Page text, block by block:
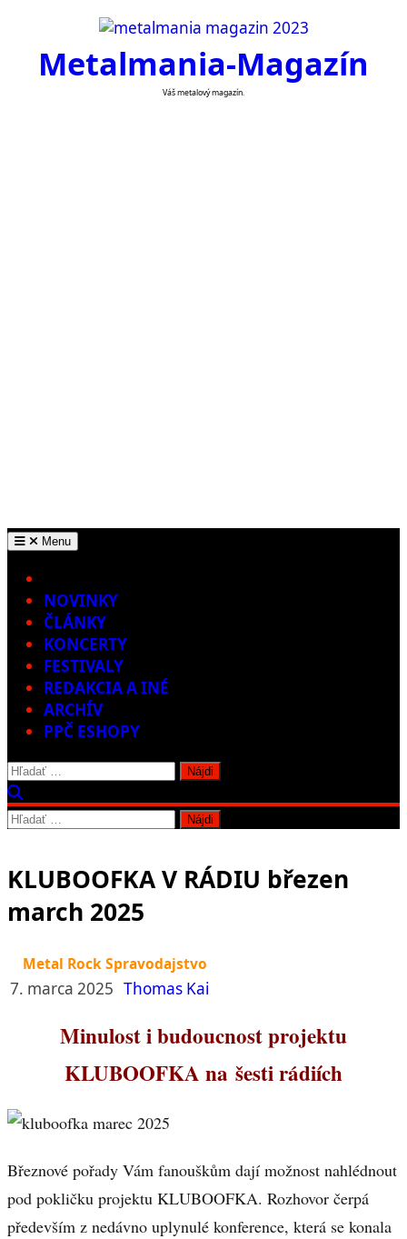
contentMetalmania-Magazín
Váš metalový magazín.
Menu
NOVINKY
ČLÁNKY
KONCERTY
FESTIVALY
REDAKCIA A INÉ
ARCHÍV
PPČ ESHOPY
Hľadať:
Hľadať:
KLUBOOFKA V RÁDIU březen
march 2025
Metal Rock Spravodajstvo
7. marca 2025 Thomas Kai
Minulost i budoucnost projektu
KLUBOOFKA na šesti rádiích
Březnové pořady Vám fanouškům dají možnost nahlédnout
pod pokličku projektu KLUBOOFKA. Rozhovor čerpá
především z nedávno uplynulé konference, která se konala